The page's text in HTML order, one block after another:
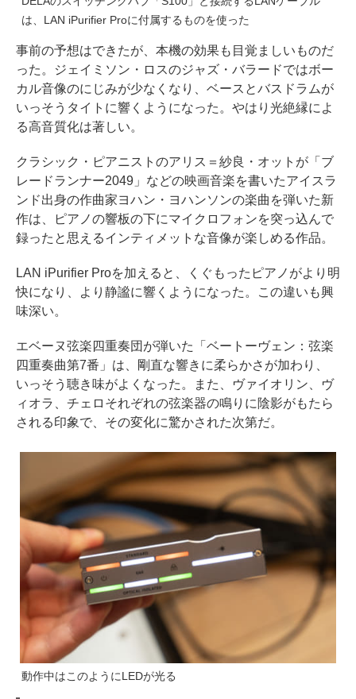
は、LAN iPurifier Proに付属するものを使った
事前の予想はできたが、本機の効果も目覚ましいものだ
った。ジェイミソン・ロスのジャズ・バラードではボー
カル音像のにじみが少なくなり、ベースとバスドラムが
いっそうタイトに響くようになった。やはり光絶縁によ
る高音質化は著しい。
クラシック・ピアニストのアリス＝紗良・オットが「ブ
レードランナー2049」などの映画音楽を書いたアイスラ
ンド出身の作曲家ヨハン・ヨハンソンの楽曲を弾いた新
作は、ピアノの響板の下にマイクロフォンを突っ込んで
録ったと思えるインティメットな音像が楽しめる作品。
LAN iPurifier Proを加えると、くぐもったピアノがより明
快になり、より静謐に響くようになった。この違いも興
味深い。
エベーヌ弦楽四重奏団が弾いた「ベートーヴェン：弦楽
四重奏曲第7番」は、剛直な響きに柔らかさが加わり、
いっそう聴き味がよくなった。また、ヴァイオリン、ヴ
ィオラ、チェロそれぞれの弦楽器の鳴りに陰影がもたら
される印象で、その変化に驚かされた次第だ。
動作中はこのようにLEDが光る